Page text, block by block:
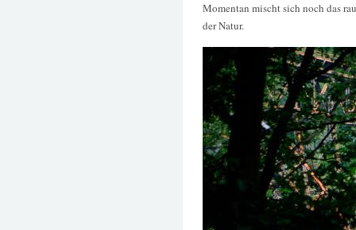
Momentan mischt sich noch das
der Natur.